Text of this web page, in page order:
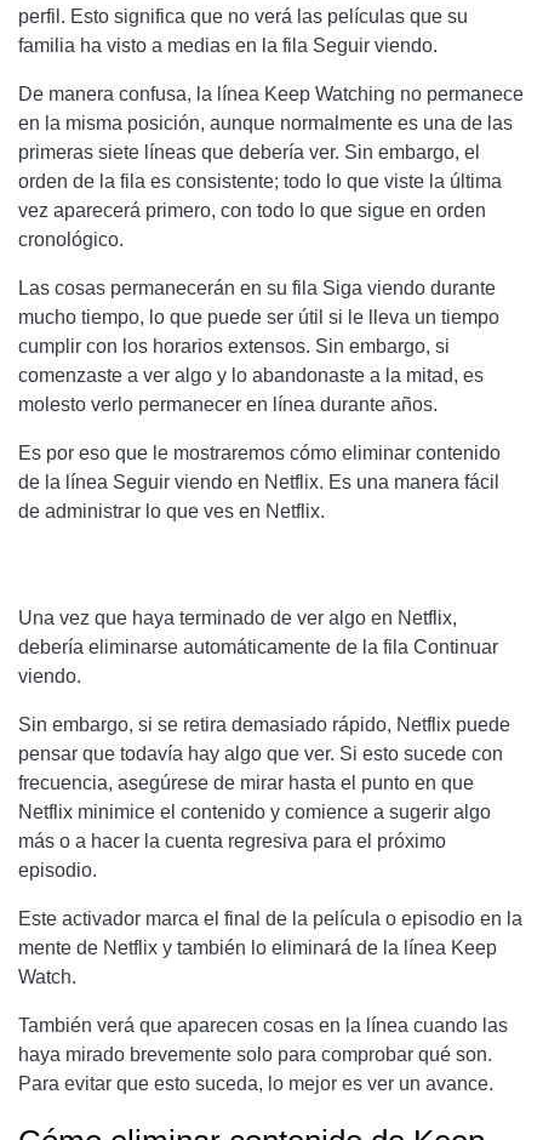
perfil. Esto significa que no verá las películas que su
familia ha visto a medias en la fila Seguir viendo.
De manera confusa, la línea Keep Watching no permanece
en la misma posición, aunque normalmente es una de las
primeras siete líneas que debería ver. Sin embargo, el
orden de la fila es consistente; todo lo que viste la última
vez aparecerá primero, con todo lo que sigue en orden
cronológico.
Las cosas permanecerán en su fila Siga viendo durante
mucho tiempo, lo que puede ser útil si le lleva un tiempo
cumplir con los horarios extensos. Sin embargo, si
comenzaste a ver algo y lo abandonaste a la mitad, es
molesto verlo permanecer en línea durante años.
Es por eso que le mostraremos cómo eliminar contenido
de la línea Seguir viendo en Netflix. Es una manera fácil
de administrar lo que ves en Netflix.
Una vez que haya terminado de ver algo en Netflix,
debería eliminarse automáticamente de la fila Continuar
viendo.
Sin embargo, si se retira demasiado rápido, Netflix puede
pensar que todavía hay algo que ver. Si esto sucede con
frecuencia, asegúrese de mirar hasta el punto en que
Netflix minimice el contenido y comience a sugerir algo
más o a hacer la cuenta regresiva para el próximo
episodio.
Este activador marca el final de la película o episodio en la
mente de Netflix y también lo eliminará de la línea Keep
Watch.
También verá que aparecen cosas en la línea cuando las
haya mirado brevemente solo para comprobar qué son.
Para evitar que esto suceda, lo mejor es ver un avance.